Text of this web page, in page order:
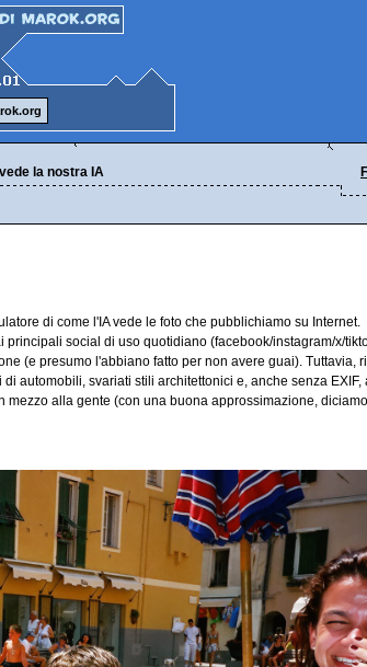
la nostra IA
di come l'IA vede le foto che pubblichiamo su Internet.
principali social di uso quotidiano (facebook/instagram/x/
(e presumo l'abbiano fatto per non avere guai). Tuttavia,
automobili, svariati stili architettonici e, anche senza EXIF,
mezzo alla gente (con una buona approssimazione,